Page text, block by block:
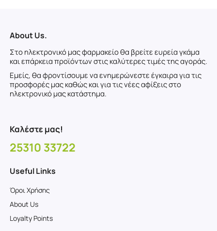
About Us.
Στο ηλεκτρονικό μας φαρμακείο θα βρείτε ευρεία γκάμα
και επάρκεια προϊόντων στις καλύτερες τιμές της αγοράς.
Εμείς, θα φροντίσουμε να ενημερώνεστε έγκαιρα για τις
προσφορές μας καθώς και για τις νέες αφίξεις στο
ηλεκτρονικό μας κατάστημα.
Καλέστε μας!
25310 33722
Useful Links
Όροι Χρήσης
About Us
Loyalty Points